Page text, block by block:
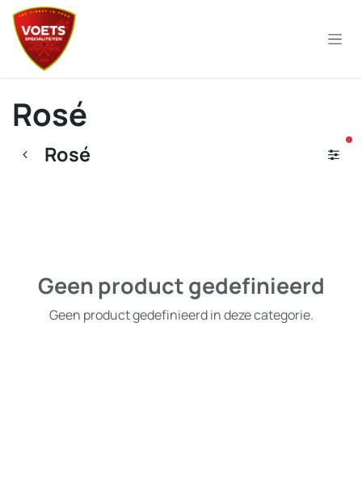
Overslaan naar inhoud
Rosé
Rosé
Geen product gedefinieerd
Geen product gedefinieerd in deze categorie.